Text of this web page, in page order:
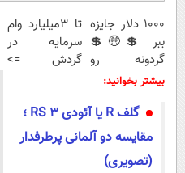
1000 دلار جایزه
ببر 💲🤑💲
گردونه رو
بچرخون
تا 3میلیارد وام
سرمایه در
گردش =>
بیشتر بخوانید:
گلف R یا آئودی RS 3 ؛
مقایسه دو آلمانی پرطرفدار
(تصویری)